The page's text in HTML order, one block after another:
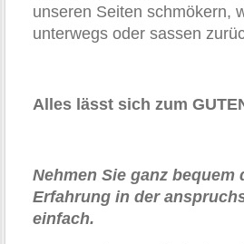
unseren Seiten schmökern,
unterwegs oder sassen
Alles lässt sich zum
Nehmen Sie ganz bequem
Erfahrung in der
einfach.